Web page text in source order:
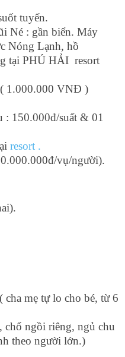
tuyến.
Né : gần biển. Máy
Nóng Lạnh, hồ
tại PHÚ HẢI resort
1.000.000 VNĐ )
: 150.000đ/suất & 01
resort .
vụ/người).
mẹ tự lo cho bé, từ 6
chổ ngồi riêng, ngủ chu
theo người lớn.)